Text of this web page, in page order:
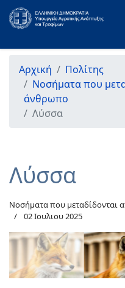
Αρχική
Πολίτης
Νοσήματα που
άνθρωπο
Λύσσα
Λύσσα
Νοσήματα που μεταδίδονται
02 Ιουλιου 2025